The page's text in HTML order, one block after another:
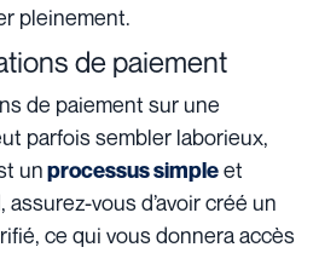
pleinement.
de paiement
de paiement sur une
parfois sembler laborieux,
unprocessus simpleet
assurez-vous d’avoir créé un
ce qui vous donnera accès